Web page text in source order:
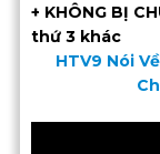
+ KHÔNG BỊ
thứ 3 khác
HTV9 Nói